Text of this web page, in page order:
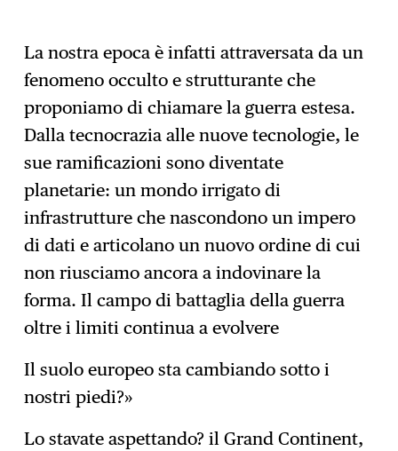
La nostra epoca è infatti attraversata da un
fenomeno occulto e strutturante che
proponiamo di chiamare la guerra estesa.
Dalla tecnocrazia alle nuove tecnologie, le
sue ramificazioni sono diventate
planetarie: un mondo irrigato di
infrastrutture che nascondono un impero
di dati e articolano un nuovo ordine di cui
non riusciamo ancora a indovinare la
forma. Il campo di battaglia della guerra
oltre i limiti continua a evolvere
Il suolo europeo sta cambiando sotto i
nostri piedi?»
Lo stavate aspettando? il Grand Continent,